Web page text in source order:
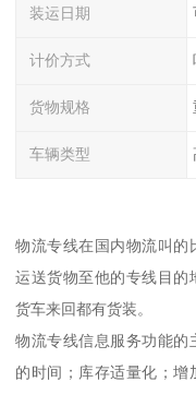
装运日期
计价方式
货物规格
车辆类型
物流专线在国内物流叫的
运送货物至他的专线目的
货车来回都有货装。
物流专线信息服务功能的
的时间；库存适量化；增